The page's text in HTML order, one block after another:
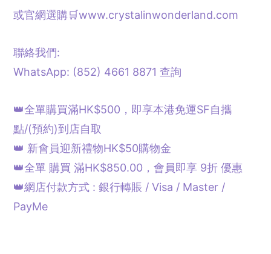
或官網選購🛒www.crystalinwonderland.com
聯絡我們:
WhatsApp: (852) 4661 8871 查詢
👑全單購買滿HK$500，即享本港免運SF自攜
點/(預約)到店自取
👑 新會員迎新禮物HK$50購物金
👑全單 購買 滿HK$850.00，會員即享 9折 優惠
👑網店付款方式 : 銀行轉賬 / Visa / Master /
PayMe